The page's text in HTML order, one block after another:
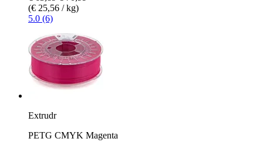
(€ 25,56 / kg)
5.0 (6)
Extrudr
PETG CMYK Magenta